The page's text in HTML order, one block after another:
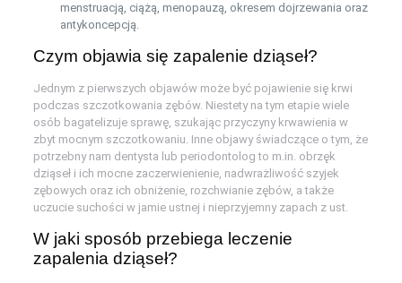
menstruacją, ciążą, menopauzą, okresem dojrzewania oraz
antykoncepcją.
Czym objawia się zapalenie dziąseł?
Jednym z pierwszych objawów może być pojawienie się krwi
podczas szczotkowania zębów. Niestety na tym etapie wiele
osób bagatelizuje sprawę, szukając przyczyny krwawienia w
zbyt mocnym szczotkowaniu. Inne objawy świadczące o tym, że
potrzebny nam dentysta lub periodontolog to m.in. obrzęk
dziąseł i ich mocne zaczerwienienie, nadwrażliwość szyjek
zębowych oraz ich obniżenie, rozchwianie zębów, a także
uczucie suchości w jamie ustnej i nieprzyjemny zapach z ust.
W jaki sposób przebiega leczenie
zapalenia dziąseł?